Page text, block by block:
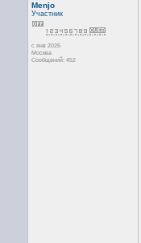
Menjo
Участник
с янв 2025
Москва
Сообщений: 452